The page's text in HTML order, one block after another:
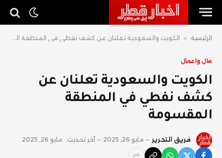
الرئيسية » الكويت والسعودية تعلنان عن كشف نفطي في المنطقة المقسومة
مال واعمال
الكويت والسعودية تعلنان عن
كشف نفطي في المنطقة
المقسومة
فريق التحرير مايو 26, 2025 آخر تحديث: مايو 26, 2025